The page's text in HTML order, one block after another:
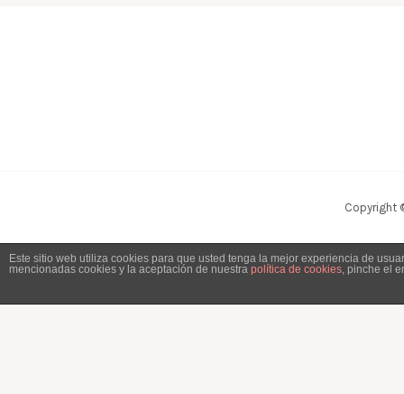
Copyright
Este sitio web utiliza cookies para que usted tenga la mejor experiencia de
mencionadas cookies y la aceptación de nuestra política de cookies, pinche el